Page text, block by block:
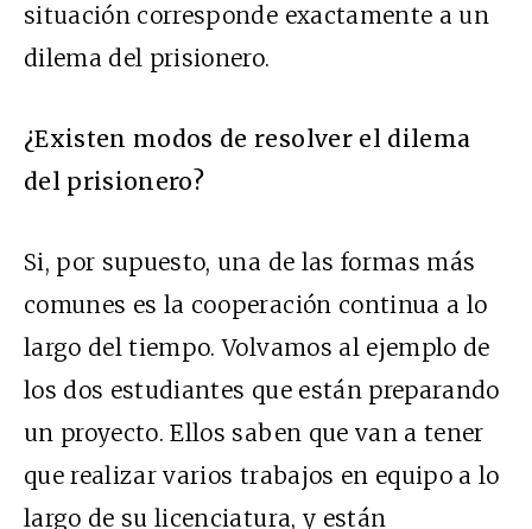
situación corresponde exactamente a un
dilema del prisionero.
¿Existen modos de resolver el dilema
del prisionero?
Si, por supuesto, una de las formas más
comunes es la cooperación continua a lo
largo del tiempo. Volvamos al ejemplo de
los dos estudiantes que están preparando
un proyecto. Ellos saben que van a tener
que realizar varios trabajos en equipo a lo
largo de su licenciatura, y están